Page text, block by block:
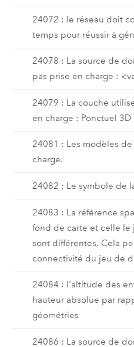
24072 : le réseau doit
temps pour réussir à
24078 : La source de
pas prise en charge :
24079 : La couche
en charge : Ponctuel 3D
24081 : Les modèles
charge.
24082 : Le symbole de
24083 : La référence
fond de carte et celle le
sont différentes. Cela
connectivité du jeu de
24084 : l'altitude des
hauteur absolue par
géométries
24086 : La source de